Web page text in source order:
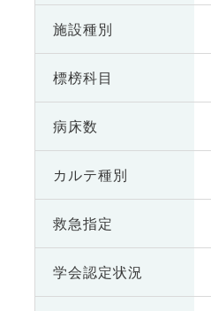
施設種別
標榜科目
病床数
カルテ種別
救急指定
学会認定状況